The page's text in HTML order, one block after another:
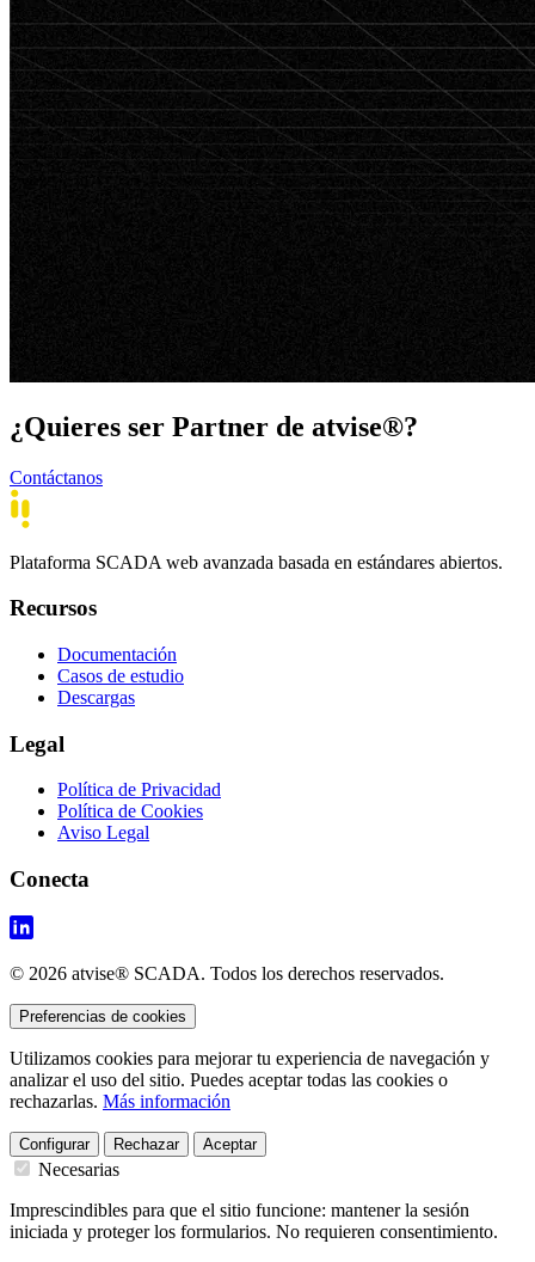
¿Quieres ser Partner de atvise®?
Contáctanos
Plataforma SCADA web avanzada basada en estándares abiertos.
Recursos
Documentación
Casos de estudio
Descargas
Legal
Política de Privacidad
Política de Cookies
Aviso Legal
Conecta
© 2026 atvise® SCADA. Todos los derechos reservados.
Preferencias de cookies
Utilizamos cookies para mejorar tu experiencia de navegación y
analizar el uso del sitio. Puedes aceptar todas las cookies o
rechazarlas. Más información
Configurar Rechazar Aceptar
Necesarias
Imprescindibles para que el sitio funcione: mantener la sesión
iniciada y proteger los formularios. No requieren consentimiento.